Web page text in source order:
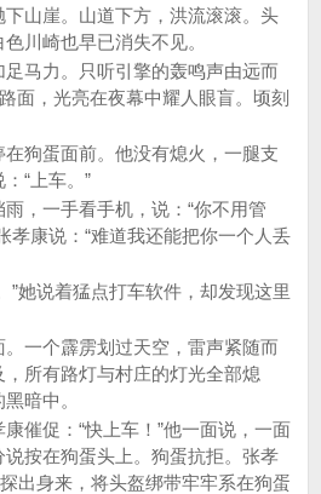
山崖。山道下方，洪流滚滚。头
川崎也早已消失不见。
马力。只听引擎的轰鸣声由远而
面，光亮在夜幕中耀人眼盲。顷刻
狗蛋面前。他没有熄火，一腿支
“上车。”
，一手看手机，说：“你不用管
孝康说：“难道我还能把你一个人丢
”她说着猛点打车软件，却发现这里
一个霹雳划过天空，雷声紧随而
所有路灯与村庄的灯光全部熄
暗中。
催促：“快上车！”他一面说，一面
按在狗蛋头上。狗蛋抗拒。张孝
出身来，将头盔绑带牢牢系在狗蛋